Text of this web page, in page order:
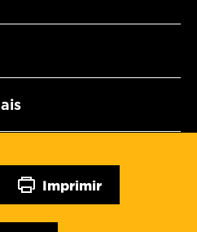
Imprimir